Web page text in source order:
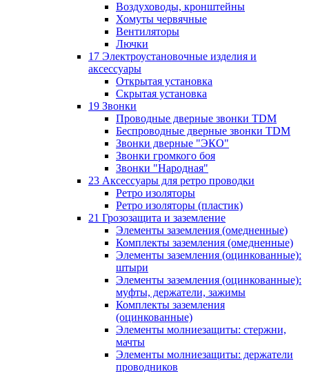
Воздуховоды, кронштейны
Хомуты червячные
Вентиляторы
Лючки
17 Электроустановочные изделия и
аксессуары
Открытая установка
Скрытая установка
19 Звонки
Проводные дверные звонки TDM
Беспроводные дверные звонки TDM
Звонки дверные "ЭКО"
Звонки громкого боя
Звонки "Народная"
23 Аксессуары для ретро проводки
Ретро изоляторы
Ретро изоляторы (пластик)
21 Грозозащита и заземление
Элементы заземления (омедненные)
Комплекты заземления (омедненные)
Элементы заземления (оцинкованные):
штыри
Элементы заземления (оцинкованные):
муфты, держатели, зажимы
Комплекты заземления
(оцинкованные)
Элементы молниезащиты: стержни,
мачты
Элементы молниезащиты: держатели
проводников